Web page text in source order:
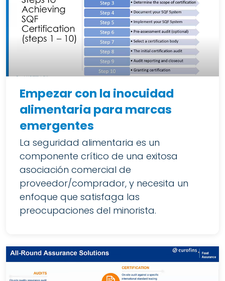
Empezar con la inocuidad
alimentaria para marcas
emergentes
La seguridad alimentaria es un
componente crítico de una exitosa
asociación comercial de
proveedor/comprador, y necesita un
enfoque que satisfaga las
preocupaciones del minorista.